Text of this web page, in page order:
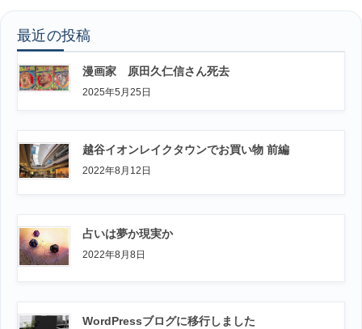
最近の投稿
漫画家 原田久仁信さん死去
2025年5月25日
越谷イオンレイクタウンでお買い物 前編
2022年8月12日
占いは夢か現実か
2022年8月8日
WordPressブログに移行しました